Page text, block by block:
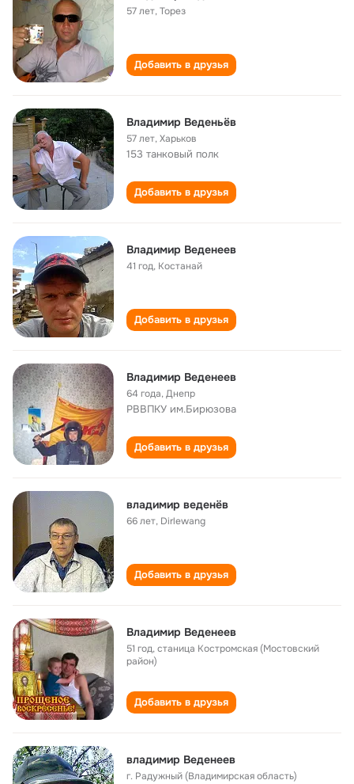
57 лет,Торез
Добавить в друзья
Владимир Веденьёв
57 лет,Харьков
153 танковый полк
Добавить в друзья
Владимир Веденеев
41 год, Костанай
Добавить в друзья
Владимир Веденеев
64 года,Днепр
РВВПКУ им.Бирюзова
Добавить в друзья
владимир веденёв
66 лет, Dirlewang
Добавить в друзья
Владимир Веденеев
51 год,станица Костромская (Мостовский
район)
Добавить в друзья
владимир Веденеев
г. Радужный (Владимирская область)